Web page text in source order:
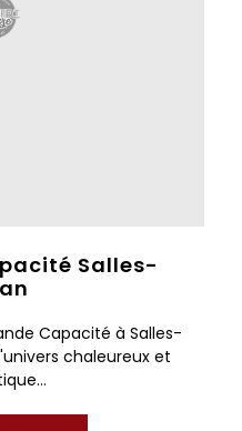
Salles-
Capacité à Salles-
chaleureux et